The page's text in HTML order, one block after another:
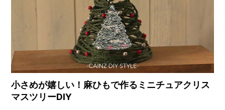
小さめが嬉しい！麻ひもで作るミニチュアクリス
マスツリーDIY